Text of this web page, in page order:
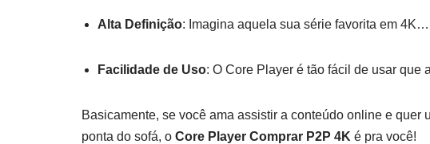
Alta Definição: Imagina aquela sua série favorita em
Facilidade de Uso: O Core Player é tão fácil de usar que
Basicamente, se você ama assistir a conteúdo online e
ponta do sofá, o Core Player Comprar P2P 4K é pra você!